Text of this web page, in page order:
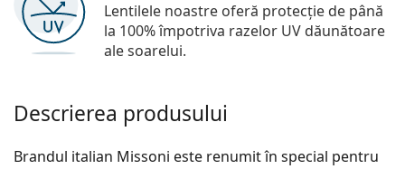
Lentilele noastre oferă protecție de până
la 100% împotriva razelor UV dăunătoare
ale soarelui.
Descrierea produsului
Brandul italian Missoni este renumit în special pentru